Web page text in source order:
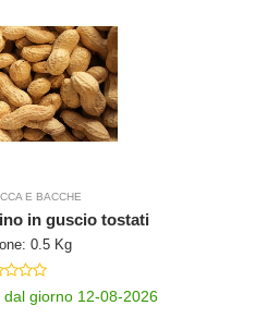
E BACCHE
in guscio tostati
0.5 Kg
giorno 12-08-2026